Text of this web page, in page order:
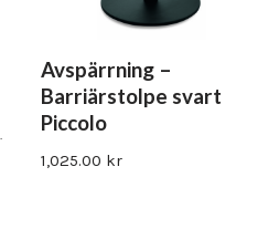
Avspärrning –
Barriärstolpe svart
Piccolo
1,025.00 kr